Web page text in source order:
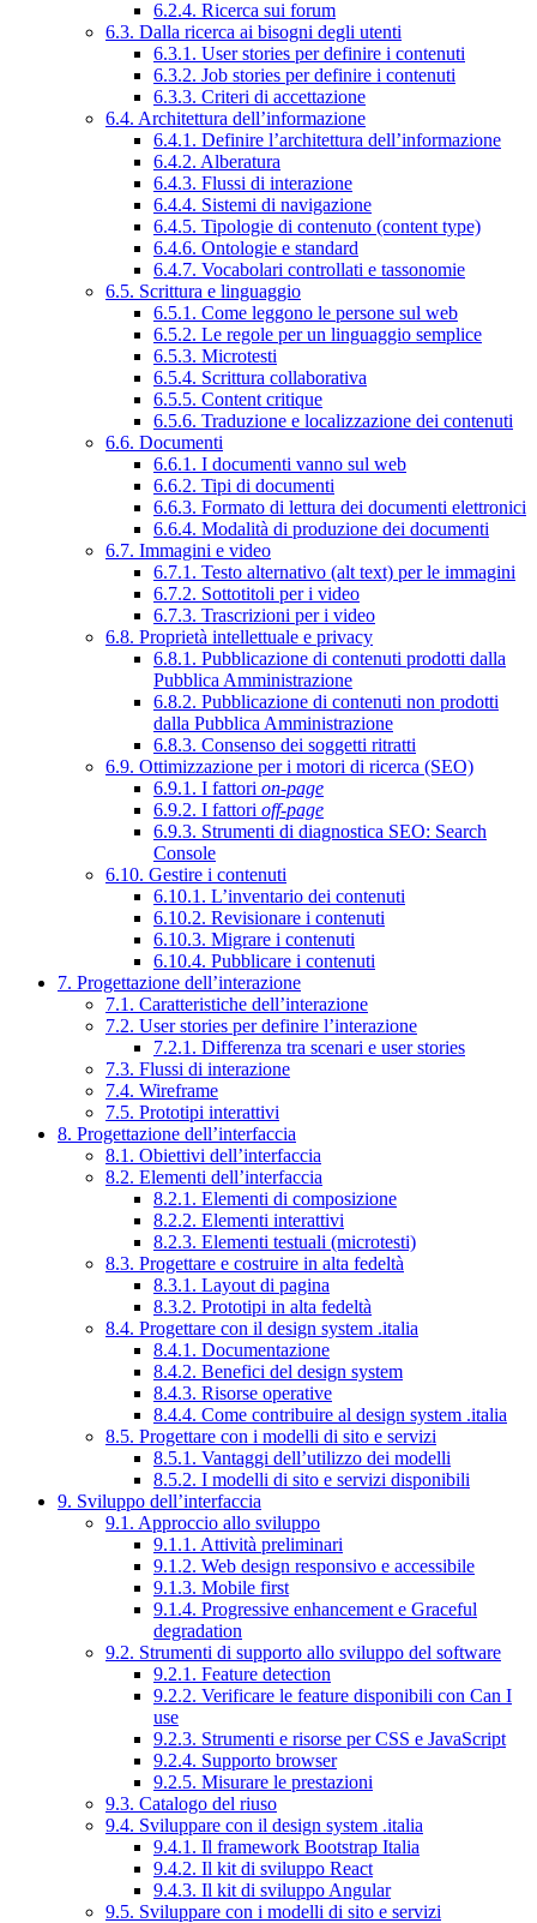
6.2.4. Ricerca sui forum
6.3. Dalla ricerca ai bisogni degli utenti
6.3.1. User stories per definire i contenuti
6.3.2. Job stories per definire i contenuti
6.3.3. Criteri di accettazione
6.4. Architettura dell’informazione
6.4.1. Definire l’architettura dell’informazione
6.4.2. Alberatura
6.4.3. Flussi di interazione
6.4.4. Sistemi di navigazione
6.4.5. Tipologie di contenuto (content type)
6.4.6. Ontologie e standard
6.4.7. Vocabolari controllati e tassonomie
6.5. Scrittura e linguaggio
6.5.1. Come leggono le persone sul web
6.5.2. Le regole per un linguaggio semplice
6.5.3. Microtesti
6.5.4. Scrittura collaborativa
6.5.5. Content critique
6.5.6. Traduzione e localizzazione dei contenuti
6.6. Documenti
6.6.1. I documenti vanno sul web
6.6.2. Tipi di documenti
6.6.3. Formato di lettura dei documenti elettronici
6.6.4. Modalità di produzione dei documenti
6.7. Immagini e video
6.7.1. Testo alternativo (alt text) per le immagini
6.7.2. Sottotitoli per i video
6.7.3. Trascrizioni per i video
6.8. Proprietà intellettuale e privacy
6.8.1. Pubblicazione di contenuti prodotti dalla
Pubblica Amministrazione
6.8.2. Pubblicazione di contenuti non prodotti
dalla Pubblica Amministrazione
6.8.3. Consenso dei soggetti ritratti
6.9. Ottimizzazione per i motori di ricerca (SEO)
6.9.1. I fattori on-page
6.9.2. I fattori off-page
6.9.3. Strumenti di diagnostica SEO: Search
Console
6.10. Gestire i contenuti
6.10.1. L’inventario dei contenuti
6.10.2. Revisionare i contenuti
6.10.3. Migrare i contenuti
6.10.4. Pubblicare i contenuti
7. Progettazione dell’interazione
7.1. Caratteristiche dell’interazione
7.2. User stories per definire l’interazione
7.2.1. Differenza tra scenari e user stories
7.3. Flussi di interazione
7.4. Wireframe
7.5. Prototipi interattivi
8. Progettazione dell’interfaccia
8.1. Obiettivi dell’interfaccia
8.2. Elementi dell’interfaccia
8.2.1. Elementi di composizione
8.2.2. Elementi interattivi
8.2.3. Elementi testuali (microtesti)
8.3. Progettare e costruire in alta fedeltà
8.3.1. Layout di pagina
8.3.2. Prototipi in alta fedeltà
8.4. Progettare con il design system .italia
8.4.1. Documentazione
8.4.2. Benefici del design system
8.4.3. Risorse operative
8.4.4. Come contribuire al design system .italia
8.5. Progettare con i modelli di sito e servizi
8.5.1. Vantaggi dell’utilizzo dei modelli
8.5.2. I modelli di sito e servizi disponibili
9. Sviluppo dell’interfaccia
9.1. Approccio allo sviluppo
9.1.1. Attività preliminari
9.1.2. Web design responsivo e accessibile
9.1.3. Mobile first
9.1.4. Progressive enhancement e Graceful
degradation
9.2. Strumenti di supporto allo sviluppo del software
9.2.1. Feature detection
9.2.2. Verificare le feature disponibili con Can I
use
9.2.3. Strumenti e risorse per CSS e JavaScript
9.2.4. Supporto browser
9.2.5. Misurare le prestazioni
9.3. Catalogo del riuso
9.4. Sviluppare con il design system .italia
9.4.1. Il framework Bootstrap Italia
9.4.2. Il kit di sviluppo React
9.4.3. Il kit di sviluppo Angular
9.5. Sviluppare con i modelli di sito e servizi